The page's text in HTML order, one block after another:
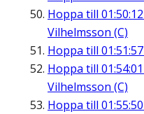
Hoppa till 01:50:12
Vilhelmsson (C)
Hoppa till 01:51:57
Hoppa till 01:54:01
Vilhelmsson (C)
Hoppa till 01:55:50